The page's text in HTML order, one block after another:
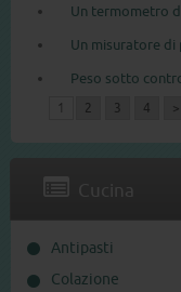
Un termometro
Un misuratore
Peso sotto
1 2 3 4 >
Cucina
Antipasti
Colazione